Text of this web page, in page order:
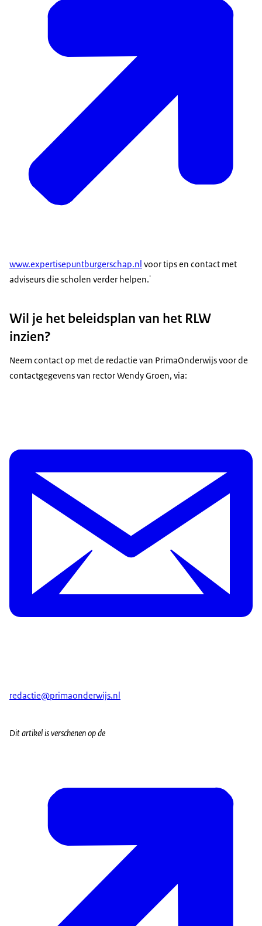
www.expertisepuntburgerschap.nl voor tips en contact met
adviseurs die scholen verder helpen.'
Wil je het beleidsplan van het RLW
inzien?
Neem contact op met de redactie van PrimaOnderwijs voor de
contactgegevens van rector Wendy Groen, via:
redactie@primaonderwijs.nl
Dit artikel is verschenen op de